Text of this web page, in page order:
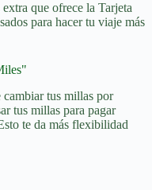
que ofrece la Tarjeta
para hacer tu viaje más
tus millas por
tus millas para pagar
te da más flexibilidad